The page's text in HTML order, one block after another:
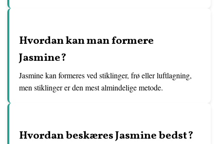
Hvordan kan man formere
Jasmine?
Jasmine kan formeres ved stiklinger, frø eller luftlagning,
men stiklinger er den mest almindelige metode.
Hvordan beskæres Jasmine bedst?